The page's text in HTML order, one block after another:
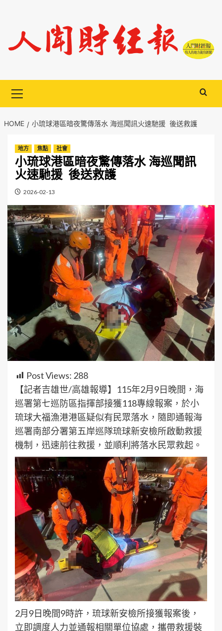
content
Menu
HOME 小琉球港區暗夜驚傳落水 海巡聞訊火速馳援 後送救護
地方 焦點 社會
小琉球港區暗夜驚傳落水 海巡聞訊
火速馳援 後送救護
2026-02-13
Post Views: 288
【記者吉雄世/高雄報導】115年2月9日晚間，海
巡署第七巡防區指揮部接獲118專線報案，於小
琉球大福漁港港區疑似有民眾落水，隨即通報海
巡署南部分署第五岸巡隊琉球新安檢所啟動救援
機制，迅速前往救援，並順利將落水民眾救起。
2月9日晚間9時許，琉球新安檢所接獲報案後，
立即調度人力並通報相關單位協處，攜帶救援裝